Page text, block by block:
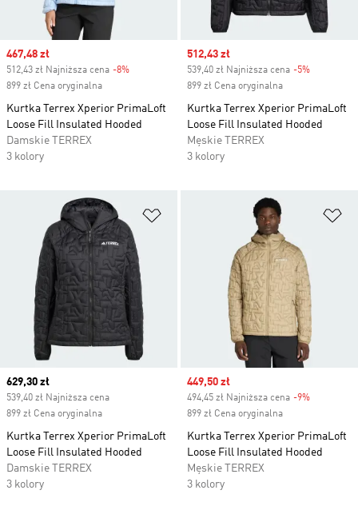
Sale price
467,48 zł
512,43 zł Najniższa cena -8%
899 zł Cena oryginalna
Kurtka Terrex Xperior PrimaLoft
Loose Fill Insulated Hooded
Damskie TERREX
3 kolory
Sale price
512,43 zł
539,40 zł Najniższa cena -5%
899 zł Cena oryginalna
Kurtka Terrex Xperior PrimaLoft
Loose Fill Insulated Hooded
Męskie TERREX
3 kolory
Dodaj do listy życzeń
Current price
629,30 zł
539,40 zł Najniższa cena
899 zł Cena oryginalna
Kurtka Terrex Xperior PrimaLoft
Loose Fill Insulated Hooded
Damskie TERREX
3 kolory
Sale price
449,50 zł
494,45 zł Najniższa cena -9%
899 zł Cena oryginalna
Kurtka Terrex Xperior PrimaLoft
Loose Fill Insulated Hooded
Męskie TERREX
3 kolory